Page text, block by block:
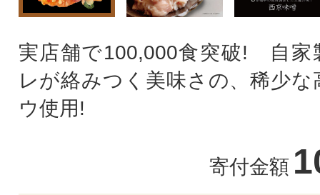
実店舗で100,000食突破! 自家
レが絡みつく美味さの、稀少
ウ使用!
寄付金額